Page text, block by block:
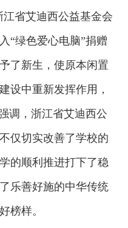
省艾迪西公益基金会
“绿色爱心电脑”捐赠
了新生，使原本闲置
设中重新发挥作用，
调， 浙江省艾迪西公
仅切实改善了学校的
的顺利推进打下了稳
乐善好施的中华传统
榜样。